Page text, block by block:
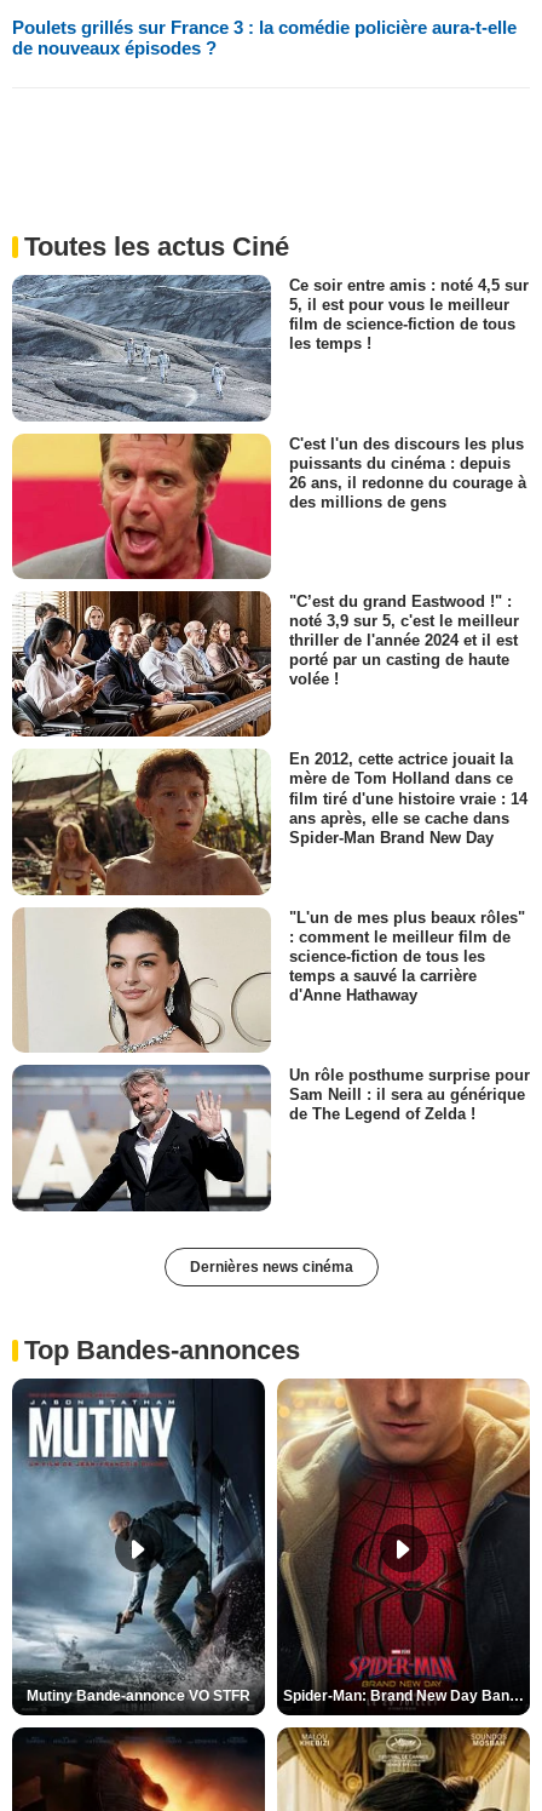
Poulets grillés sur France 3 : la comédie policière aura-t-elle
de nouveaux épisodes ?
Toutes les actus Ciné
Ce soir entre amis : noté 4,5 sur
5, il est pour vous le meilleur
film de science-fiction de tous
les temps !
C'est l'un des discours les plus
puissants du cinéma : depuis
26 ans, il redonne du courage à
des millions de gens
"C’est du grand Eastwood !" :
noté 3,9 sur 5, c'est le meilleur
thriller de l'année 2024 et il est
porté par un casting de haute
volée !
En 2012, cette actrice jouait la
mère de Tom Holland dans ce
film tiré d'une histoire vraie : 14
ans après, elle se cache dans
Spider-Man Brand New Day
"L'un de mes plus beaux rôles"
: comment le meilleur film de
science-fiction de tous les
temps a sauvé la carrière
d'Anne Hathaway
Un rôle posthume surprise pour
Sam Neill : il sera au générique
de The Legend of Zelda !
Dernières news cinéma
Top Bandes-annonces
Mutiny Bande-annonce VO STFR Spider-Man: Brand New Day Bande-annonce VO STFR